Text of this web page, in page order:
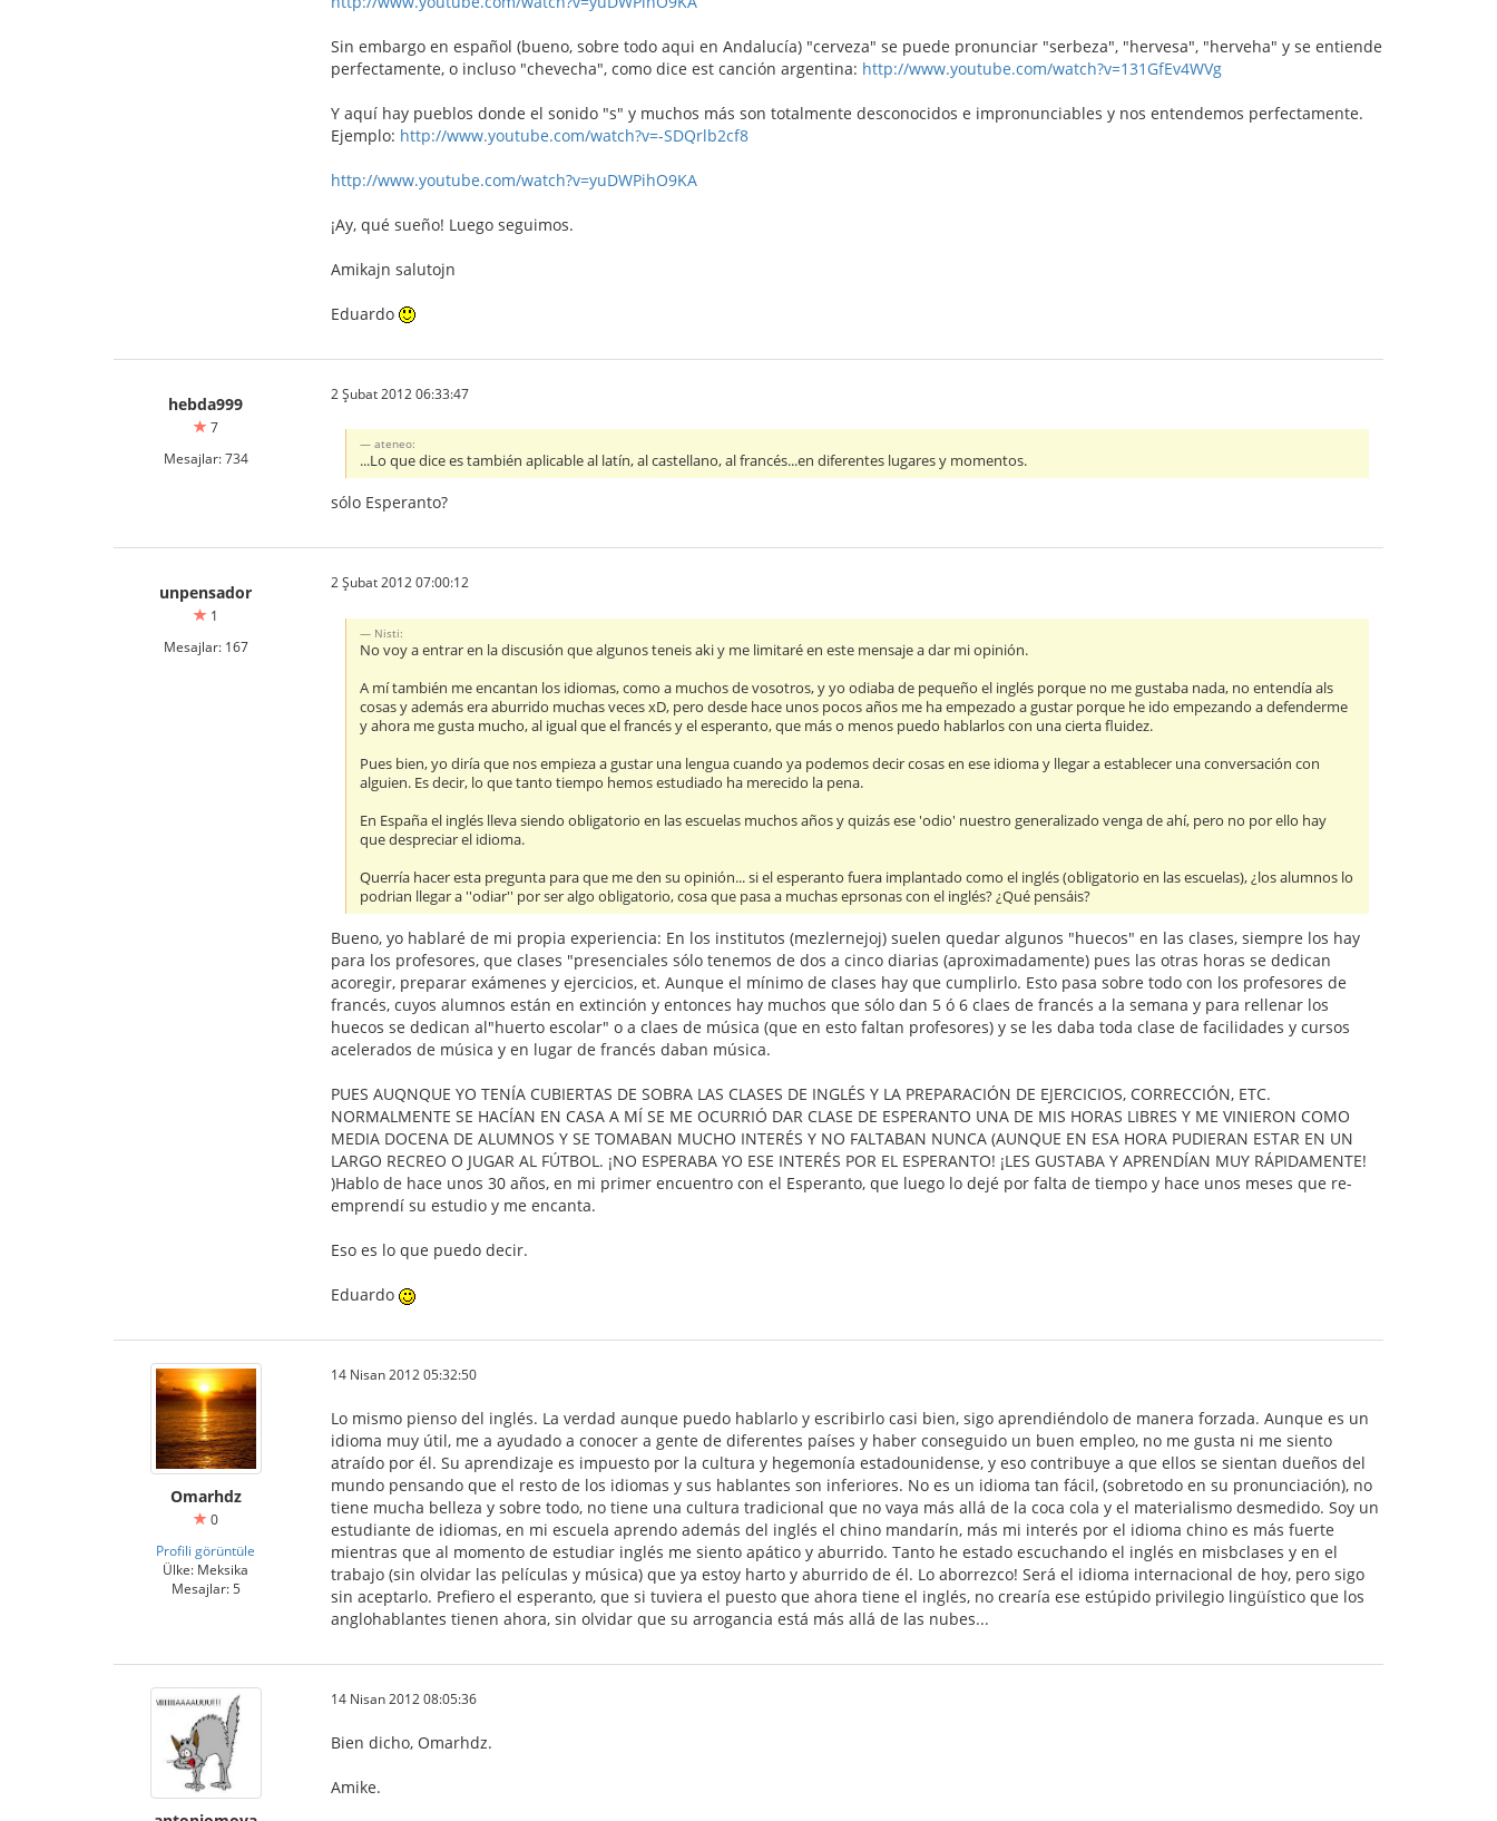
Sin embargo en español (bueno, sobre todo aqui en Andalucía) "cerveza" se puede pronunciar "serbeza", "hervesa", "herveha" y se entiende
perfectamente, o incluso "chevecha", como dice est canción argentina: http://www.youtube.com/watch?v=131GfEv4WVg
Y aquí hay pueblos donde el sonido "s" y muchos más son totalmente desconocidos e impronunciables y nos entendemos perfectamente.
Ejemplo: http://www.youtube.com/watch?v=-SDQrlb2cf8
http://www.youtube.com/watch?v=yuDWPihO9KA
¡Ay, qué sueño! Luego seguimos.
Amikajn salutojn
Eduardo
hebda999
7
Mesajlar: 734
2 Şubat 2012 06:33:47
ateneo:
...Lo que dice es también aplicable al latín, al castellano, al francés...en diferentes lugares y momentos.
sólo Esperanto?
unpensador
1
Mesajlar: 167
2 Şubat 2012 07:00:12
Nisti:
No voy a entrar en la discusión que algunos teneis aki y me limitaré en este mensaje a dar mi opinión.
A mí también me encantan los idiomas, como a muchos de vosotros, y yo odiaba de pequeño el inglés porque no me gustaba nada, no entendía als
cosas y además era aburrido muchas veces xD, pero desde hace unos pocos años me ha empezado a gustar porque he ido empezando a defenderme
y ahora me gusta mucho, al igual que el francés y el esperanto, que más o menos puedo hablarlos con una cierta fluidez.
Pues bien, yo diría que nos empieza a gustar una lengua cuando ya podemos decir cosas en ese idioma y llegar a establecer una conversación con
alguien. Es decir, lo que tanto tiempo hemos estudiado ha merecido la pena.
En España el inglés lleva siendo obligatorio en las escuelas muchos años y quizás ese 'odio' nuestro generalizado venga de ahí, pero no por ello hay
que despreciar el idioma.
Querría hacer esta pregunta para que me den su opinión... si el esperanto fuera implantado como el inglés (obligatorio en las escuelas), ¿los alumnos lo
podrian llegar a ''odiar'' por ser algo obligatorio, cosa que pasa a muchas eprsonas con el inglés? ¿Qué pensáis?
Bueno, yo hablaré de mi propia experiencia: En los institutos (mezlernejoj) suelen quedar algunos "huecos" en las clases, siempre los hay
para los profesores, que clases "presenciales sólo tenemos de dos a cinco diarias (aproximadamente) pues las otras horas se dedican
acoregir, preparar exámenes y ejercicios, et. Aunque el mínimo de clases hay que cumplirlo. Esto pasa sobre todo con los profesores de
francés, cuyos alumnos están en extinción y entonces hay muchos que sólo dan 5 ó 6 claes de francés a la semana y para rellenar los
huecos se dedican al"huerto escolar" o a claes de música (que en esto faltan profesores) y se les daba toda clase de facilidades y cursos
acelerados de música y en lugar de francés daban música.
PUES AUQNQUE YO TENÍA CUBIERTAS DE SOBRA LAS CLASES DE INGLÉS Y LA PREPARACIÓN DE EJERCICIOS, CORRECCIÓN, ETC.
NORMALMENTE SE HACÍAN EN CASA A MÍ SE ME OCURRIÓ DAR CLASE DE ESPERANTO UNA DE MIS HORAS LIBRES Y ME VINIERON COMO
MEDIA DOCENA DE ALUMNOS Y SE TOMABAN MUCHO INTERÉS Y NO FALTABAN NUNCA (AUNQUE EN ESA HORA PUDIERAN ESTAR EN UN
LARGO RECREO O JUGAR AL FÚTBOL. ¡NO ESPERABA YO ESE INTERÉS POR EL ESPERANTO! ¡LES GUSTABA Y APRENDÍAN MUY RÁPIDAMENTE!
)Hablo de hace unos 30 años, en mi primer encuentro con el Esperanto, que luego lo dejé por falta de tiempo y hace unos meses que re-
emprendí su estudio y me encanta.
Eso es lo que puedo decir.
Eduardo
Omarhdz
0
Profili görüntüle
Ülke: Meksika
Mesajlar: 5
14 Nisan 2012 05:32:50
Lo mismo pienso del inglés. La verdad aunque puedo hablarlo y escribirlo casi bien, sigo aprendiéndolo de manera forzada. Aunque es un
idioma muy útil, me a ayudado a conocer a gente de diferentes países y haber conseguido un buen empleo, no me gusta ni me siento
atraído por él. Su aprendizaje es impuesto por la cultura y hegemonía estadounidense, y eso contribuye a que ellos se sientan dueños del
mundo pensando que el resto de los idiomas y sus hablantes son inferiores. No es un idioma tan fácil, (sobretodo en su pronunciación), no
tiene mucha belleza y sobre todo, no tiene una cultura tradicional que no vaya más allá de la coca cola y el materialismo desmedido. Soy un
estudiante de idiomas, en mi escuela aprendo además del inglés el chino mandarín, más mi interés por el idioma chino es más fuerte
mientras que al momento de estudiar inglés me siento apático y aburrido. Tanto he estado escuchando el inglés en misbclases y en el
trabajo (sin olvidar las películas y música) que ya estoy harto y aburrido de él. Lo aborrezco! Será el idioma internacional de hoy, pero sigo
sin aceptarlo. Prefiero el esperanto, que si tuviera el puesto que ahora tiene el inglés, no crearía ese estúpido privilegio lingüístico que los
anglohablantes tienen ahora, sin olvidar que su arrogancia está más allá de las nubes...
14 Nisan 2012 08:05:36
Bien dicho, Omarhdz.
Amike.